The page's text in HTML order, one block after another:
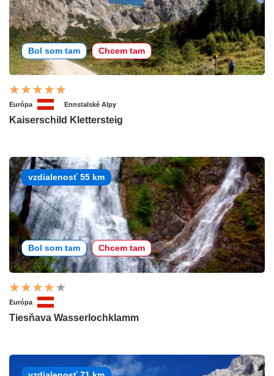
Bol som tam Chcem tam
Európa Ennstalské Alpy
Kaiserschild Klettersteig
vzdialenosť 55 km
Bol som tam Chcem tam
Európa
Tiesňava Wasserlochklamm